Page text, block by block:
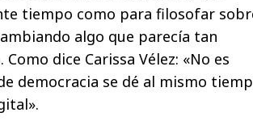
tiempo como para filosofar
algo que parecía tan
dice Carissa Vélez: «No es
democracia se dé al mismo